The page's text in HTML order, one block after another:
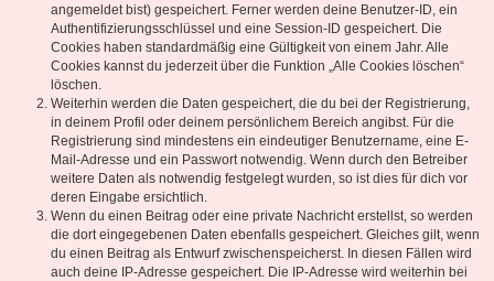
angemeldet bist) gespeichert. Ferner werden deine Benutzer-ID, ein
Authentifizierungsschlüssel und eine Session-ID gespeichert. Die
Cookies haben standardmäßig eine Gültigkeit von einem Jahr. Alle
Cookies kannst du jederzeit über die Funktion „Alle Cookies löschen“
löschen.
Weiterhin werden die Daten gespeichert, die du bei der Registrierung,
in deinem Profil oder deinem persönlichem Bereich angibst. Für die
Registrierung sind mindestens ein eindeutiger Benutzername, eine E-
Mail-Adresse und ein Passwort notwendig. Wenn durch den Betreiber
weitere Daten als notwendig festgelegt wurden, so ist dies für dich vor
deren Eingabe ersichtlich.
Wenn du einen Beitrag oder eine private Nachricht erstellst, so werden
die dort eingegebenen Daten ebenfalls gespeichert. Gleiches gilt, wenn
du einen Beitrag als Entwurf zwischenspeicherst. In diesen Fällen wird
auch deine IP-Adresse gespeichert. Die IP-Adresse wird weiterhin bei